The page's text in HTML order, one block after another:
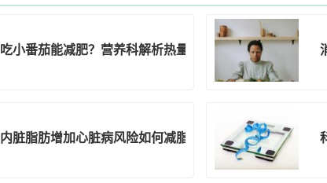
吃小番茄能减肥？营养科解析热量与代谢的科学关联
内脏脂肪增加心脏病风险如何减脂